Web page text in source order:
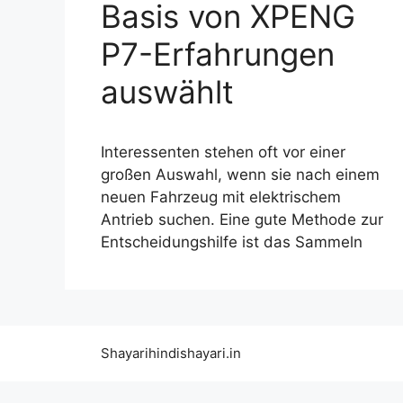
Basis von XPENG
P7-Erfahrungen
auswählt
Interessenten stehen oft vor einer
großen Auswahl, wenn sie nach einem
neuen Fahrzeug mit elektrischem
Antrieb suchen. Eine gute Methode zur
Entscheidungshilfe ist das Sammeln
Shayarihindishayari.in